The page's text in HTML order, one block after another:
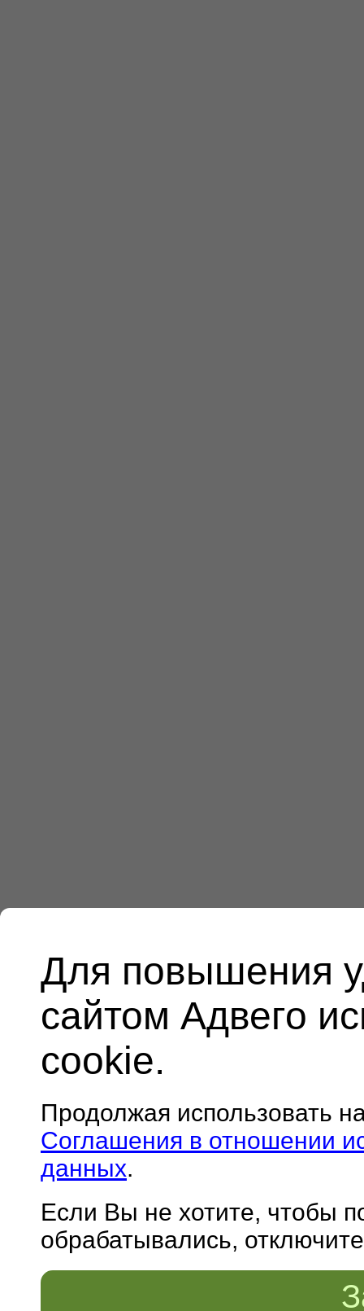
Для повышения
сайтом Адвего
cookie.
Продолжая использовать
Соглашения в отношении
данных.
Если Вы не хотите, чтобы
обрабатывались,